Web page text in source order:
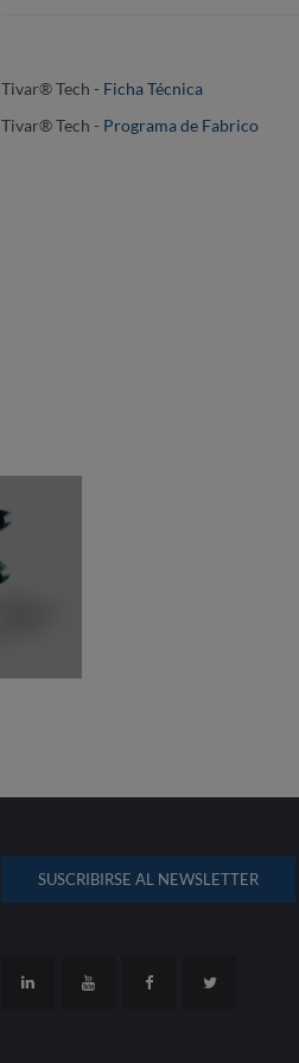
Tivar® Tech - Ficha Técnica
Tivar® Tech - Programa de Fabrico
SUSCRIBIRSE AL NEWSLETTER